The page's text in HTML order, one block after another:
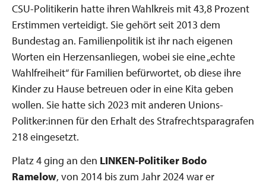
CSU-Politikerin hatte ihren Wahlkreis mit 43,8 Prozent
Erstimmen verteidigt. Sie gehört seit 2013 dem
Bundestag an. Familienpolitik ist ihr nach eigenen
Worten ein Herzensanliegen, wobei sie eine „echte
Wahlfreiheit“ für Familien befürwortet, ob diese ihre
Kinder zu Hause betreuen oder in eine Kita geben
wollen. Sie hatte sich 2023 mit anderen Unions-
Politker:innen für den Erhalt des Strafrechtsparagrafen
218 eingesetzt.
Platz 4 ging an den LINKEN-Politiker Bodo
Ramelow, von 2014 bis zum Jahr 2024 war er